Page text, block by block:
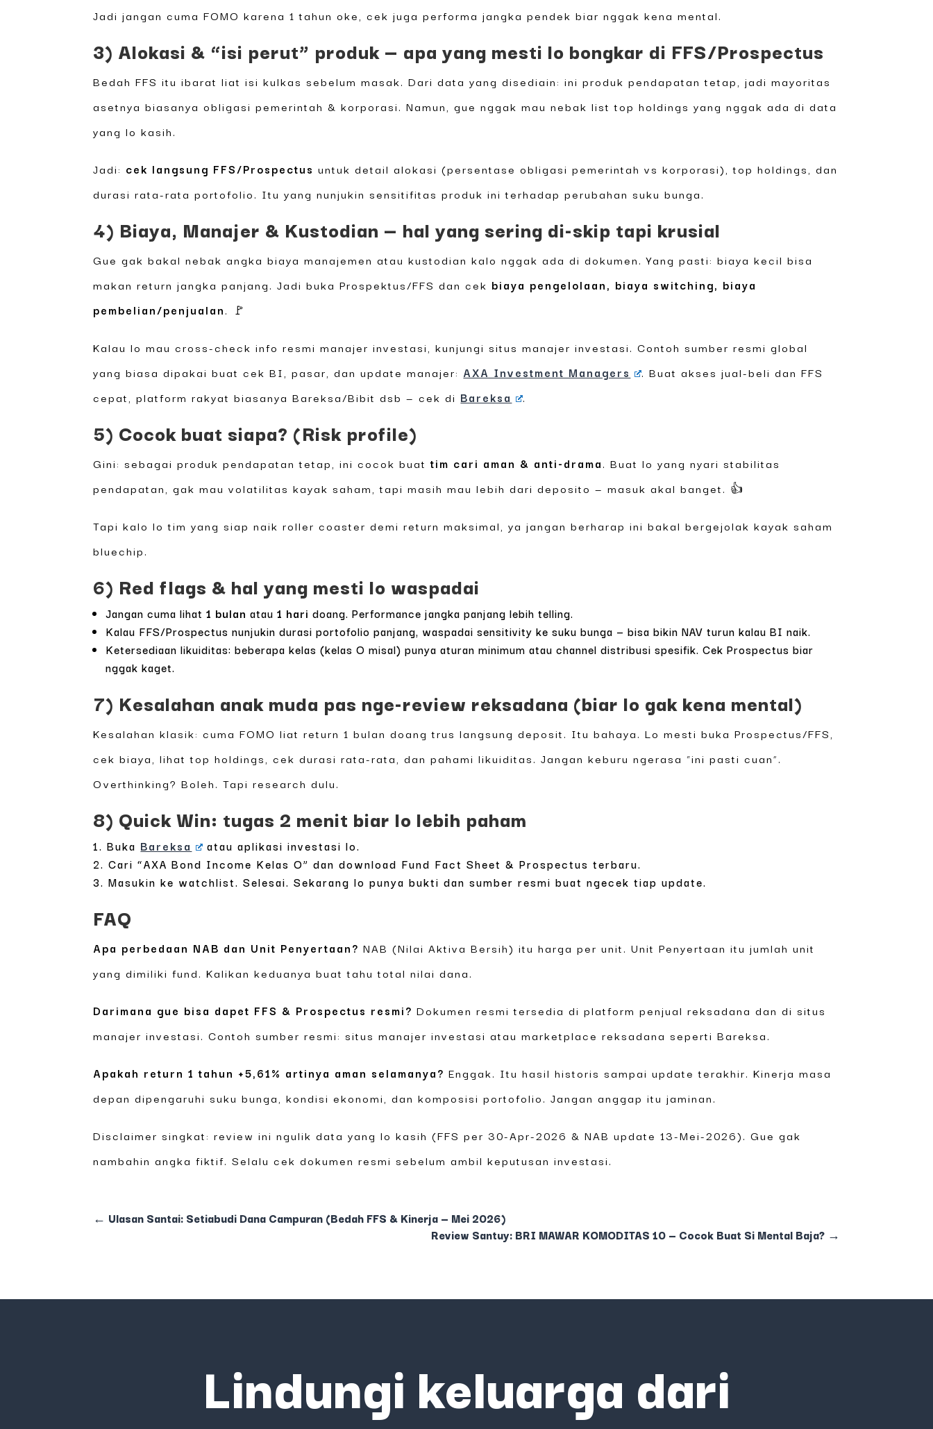
Jadi jangan cuma FOMO karena 1 tahun oke, cek juga performa jangka pendek biar nggak kena mental.
3) Alokasi & “isi perut” produk — apa yang mesti lo bongkar di FFS/Prospectus
Bedah FFS itu ibarat liat isi kulkas sebelum masak. Dari data yang disediain: ini produk pendapatan tetap, jadi mayoritas
asetnya biasanya obligasi pemerintah & korporasi. Namun, gue nggak mau nebak list top holdings yang nggak ada di data
yang lo kasih.
Jadi: cek langsung FFS/Prospectus untuk detail alokasi (persentase obligasi pemerintah vs korporasi), top holdings, dan
durasi rata-rata portofolio. Itu yang nunjukin sensitifitas produk ini terhadap perubahan suku bunga.
4) Biaya, Manajer & Kustodian — hal yang sering di-skip tapi krusial
Gue gak bakal nebak angka biaya manajemen atau kustodian kalo nggak ada di dokumen. Yang pasti: biaya kecil bisa
makan return jangka panjang. Jadi buka Prospektus/FFS dan cek biaya pengelolaan, biaya switching, biaya
pembelian/penjualan. 🚩
Kalau lo mau cross-check info resmi manajer investasi, kunjungi situs manajer investasi. Contoh sumber resmi global
yang biasa dipakai buat cek BI, pasar, dan update manajer: AXA Investment Managers
. Buat akses jual-beli dan FFS
cepat, platform rakyat biasanya Bareksa/Bibit dsb — cek di Bareksa .
5) Cocok buat siapa? (Risk profile)
Gini: sebagai produk pendapatan tetap, ini cocok buattim cari aman & anti-drama. Buat lo yang nyari stabilitas
pendapatan, gak mau volatilitas kayak saham, tapi masih mau lebih dari deposito — masuk akal banget. 👍
Tapi kalo lo tim yang siap naik roller coaster demi return maksimal, ya jangan berharap ini bakal bergejolak kayak saham
bluechip.
6) Red flags & hal yang mesti lo waspadai
Jangan cuma lihat1 bulan atau1 hari doang. Performance jangka panjang lebih telling.
Kalau FFS/Prospectus nunjukin durasi portofolio panjang, waspadai sensitivity ke suku bunga — bisa bikin NAV turun kalau BI naik.
Ketersediaan likuiditas: beberapa kelas (kelas O misal) punya aturan minimum atau channel distribusi spesifik. Cek Prospectus biar
nggak kaget.
7) Kesalahan anak muda pas nge-review reksadana (biar lo gak kena mental)
Kesalahan klasik: cuma FOMO liat return 1 bulan doang trus langsung deposit. Itu bahaya. Lo mesti buka Prospectus/FFS,
cek biaya, lihat top holdings, cek durasi rata-rata, dan pahami likuiditas. Jangan keburu ngerasa “ini pasti cuan”.
Overthinking? Boleh. Tapi research dulu.
8) Quick Win: tugas 2 menit biar lo lebih paham
Buka Bareksa
atau aplikasi investasi lo.
Cari “AXA Bond Income Kelas O” dan download Fund Fact Sheet & Prospectus terbaru.
Masukin ke watchlist. Selesai. Sekarang lo punya bukti dan sumber resmi buat ngecek tiap update.
FAQ
Apa perbedaan NAB dan Unit Penyertaan? NAB (Nilai Aktiva Bersih) itu harga per unit. Unit Penyertaan itu jumlah unit
yang dimiliki fund. Kalikan keduanya buat tahu total nilai dana.
Darimana gue bisa dapet FFS & Prospectus resmi? Dokumen resmi tersedia di platform penjual reksadana dan di situs
manajer investasi. Contoh sumber resmi: situs manajer investasi atau marketplace reksadana seperti Bareksa.
Apakah return 1 tahun +5,61% artinya aman selamanya? Enggak. Itu hasil historis sampai update terakhir. Kinerja masa
depan dipengaruhi suku bunga, kondisi ekonomi, dan komposisi portofolio. Jangan anggap itu jaminan.
Disclaimer singkat: review ini ngulik data yang lo kasih (FFS per 30-Apr-2026 & NAB update 13-Mei-2026). Gue gak
nambahin angka fiktif. Selalu cek dokumen resmi sebelum ambil keputusan investasi.
← Ulasan Santai: Setiabudi Dana Campuran (Bedah FFS & Kinerja — Mei 2026)
Review Santuy: BRI MAWAR KOMODITAS 10 — Cocok Buat Si Mental Baja?→
Lindungi keluarga dari